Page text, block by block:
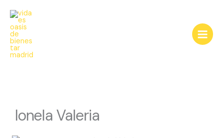
contenido
Ionela Valeria